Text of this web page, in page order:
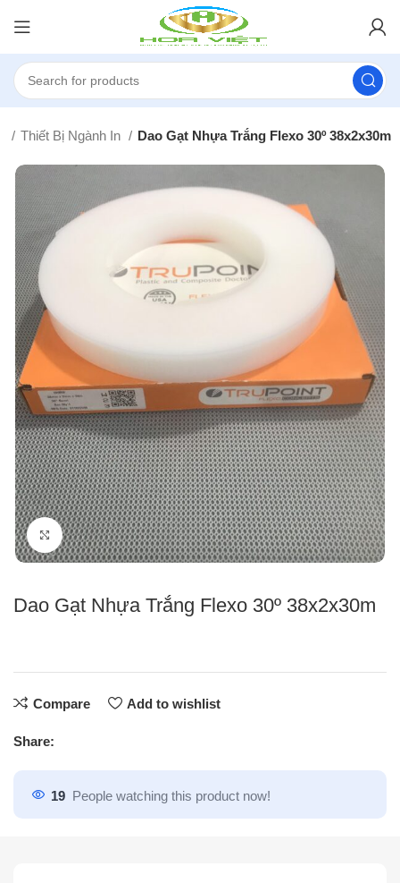
Thiết Bị Ngành In Dao Gạt Nhựa Trắng Flexo 30º 38x2x30m
Click to enlarge
Dao Gạt Nhựa Trắng Flexo 30º 38x2x30m
Compare Add to wishlist
Share:
19 People watching this product now!